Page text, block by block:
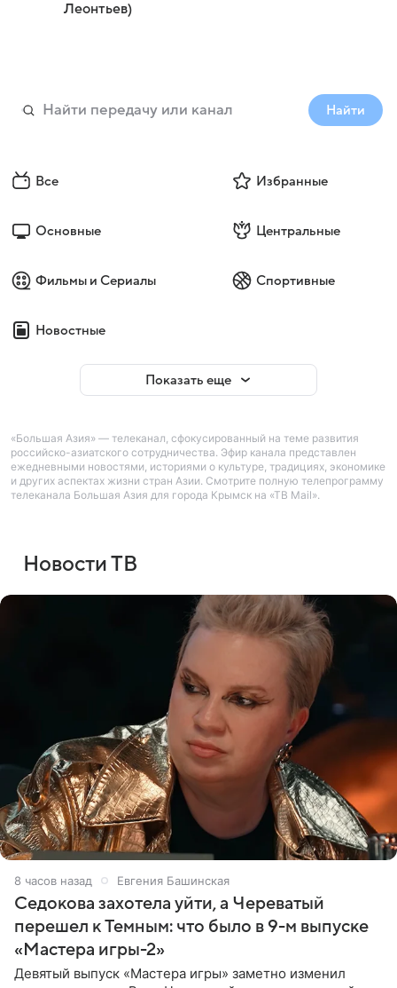
Леонтьев)
Найти
Все Избранные
Основные Центральные
Фильмы и Сериалы Спортивные
Новостные
Показать еще
«Большая Азия» — телеканал, сфокусированный на теме развития
российско-азиатского сотрудничества. Эфир канала представлен
ежедневными новостями, историями о культуре, традициях, экономике
и других аспектах жизни стран Азии. Смотрите полную телепрограмму
телеканала Большая Азия для города Крымск на «ТВ Mail».
Новости ТВ
8 часов назад Евгения Башинская
Седокова захотела уйти, а Череватый
перешел к Темным: что было в 9-м выпуске
«Мастера игры-2»
Девятый выпуск «Мастера игры» заметно изменил